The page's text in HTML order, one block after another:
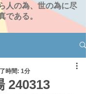
人の為、世の為に尽
である。
240313
時間: 1分